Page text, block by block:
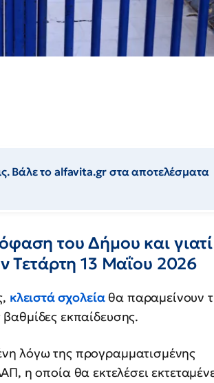
Βάλε το alfavita.gr στα αποτελέσματα
του Δήμου και γιατί
Τετάρτη 13 Μαΐου 2026
κλειστά σχολείαθα παραμείνουν
εκπαίδευσης.
λόγω της προγραμματισμένης
η οποία θα εκτελέσει